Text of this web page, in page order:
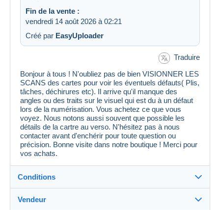
Fin de la vente :
vendredi 14 août 2026 à 02:21
Créé par EasyUploader
Traduire
Bonjour à tous ! N'oubliez pas de bien VISIONNER LES
SCANS des cartes pour voir les éventuels défauts( Plis,
tâches, déchirures etc). Il arrive qu'il manque des
angles ou des traits sur le visuel qui est du à un défaut
lors de la numérisation. Vous achetez ce que vous
voyez. Nous notons aussi souvent que possible les
détails de la cartre au verso. N'hésitez pas à nous
contacter avant d'enchérir pour toute question ou
précision. Bonne visite dans notre boutique ! Merci pour
vos achats.
Conditions
Vendeur